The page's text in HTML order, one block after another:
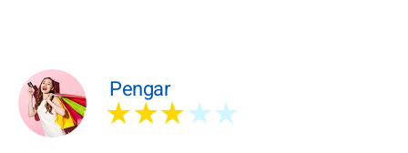
Pengar
★★★★★